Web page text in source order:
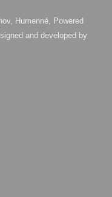
Humenné, Powered
and developed by